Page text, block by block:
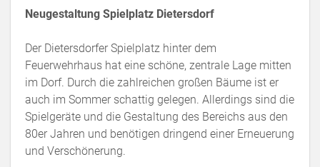
Neugestaltung Spielplatz Dietersdorf
Der Dietersdorfer Spielplatz hinter dem
Feuerwehrhaus hat eine schöne, zentrale Lage mitten
im Dorf. Durch die zahlreichen großen Bäume ist er
auch im Sommer schattig gelegen. Allerdings sind die
Spielgeräte und die Gestaltung des Bereichs aus den
80er Jahren und benötigen dringend einer Erneuerung
und Verschönerung.